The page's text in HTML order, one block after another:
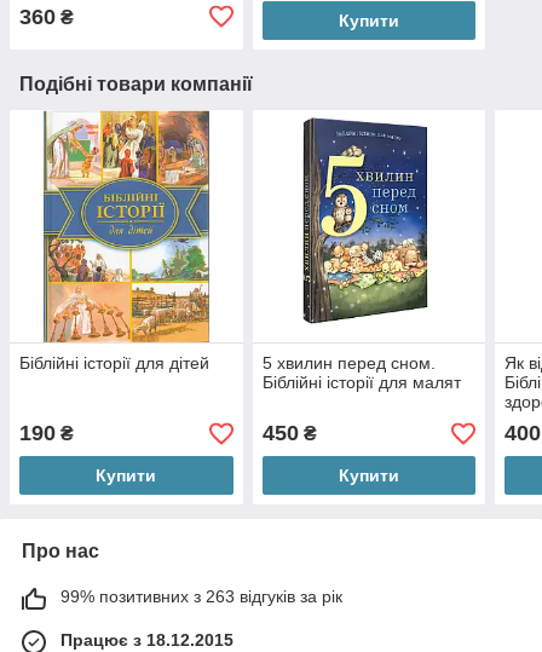
360 ₴ Купити
Подібні товари компанії
Біблійні історії для дітей
190 ₴
Купити
5 хвилин перед сном.
Біблійні історії для малят
450₴
Купити
Як
400
Про нас
99% позитивних з 263 відгуків за рік
Працює з 18.12.2015